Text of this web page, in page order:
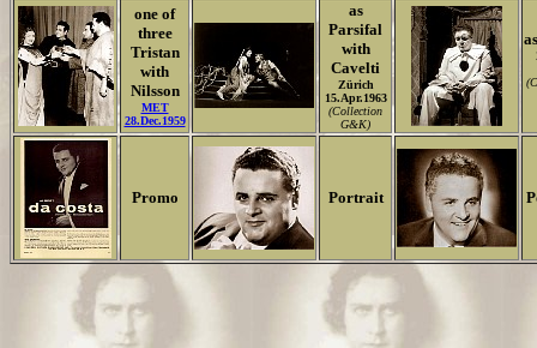
one of
three
Tristan
with
Nilsson
MET
28.Dec.1959
as
Parsifal
with
Cavelti
Zürich
15.Apr.1963
(Collection
G&K)
Promo Portrait